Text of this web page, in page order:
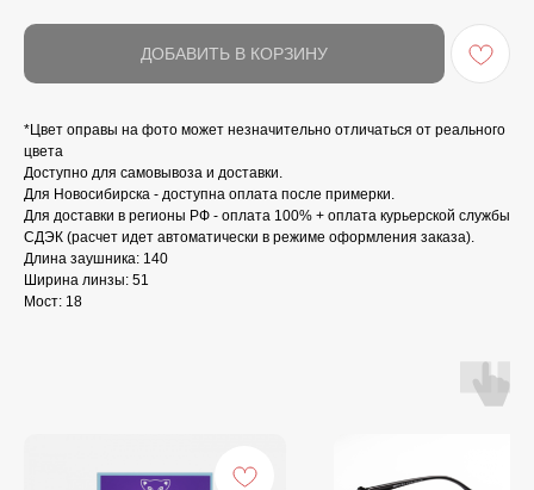
ДОБАВИТЬ В КОРЗИНУ
*Цвет оправы на фото может незначительно отличаться от реального
цвета
Доступно для самовывоза и доставки.
Для Новосибирска - доступна оплата после примерки.
Для доставки в регионы РФ - оплата 100% + оплата курьерской службы
СДЭК (расчет идет автоматически в режиме оформления заказа).
Длина заушника: 140
Ширина линзы: 51
Мост: 18